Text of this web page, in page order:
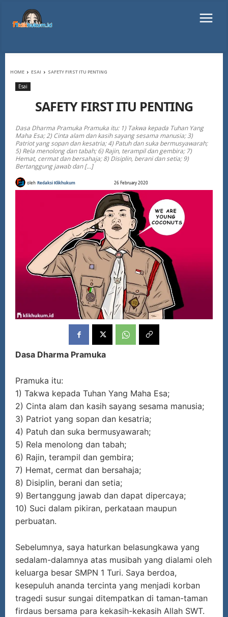
HOME ESAI SAFETY FIRST ITU PENTING
Esai
SAFETY FIRST ITU PENTING
Dasa Dharma Pramuka Pramuka itu: 1) Takwa kepada Tuhan Yang
Maha Esa; 2) Cinta alam dan kasih sayang sesama manusia; 3)
Patriot yang sopan dan kesatria; 4) Patuh dan suka bermusyawarah;
5) Rela menolong dan tabah; 6) Rajin, terampil dan gembira; 7)
Hemat, cermat dan bersahaja; 8) Disiplin, berani dan setia; 9)
Bertanggung jawab dan […]
oleh Redaksi Klikhukum 26 February 2020
Dasa Dharma Pramuka
Pramuka itu:
1) Takwa kepada Tuhan Yang Maha Esa;
2) Cinta alam dan kasih sayang sesama manusia;
3) Patriot yang sopan dan kesatria;
4) Patuh dan suka bermusyawarah;
5) Rela menolong dan tabah;
6) Rajin, terampil dan gembira;
7) Hemat, cermat dan bersahaja;
8) Disiplin, berani dan setia;
9) Bertanggung jawab dan dapat dipercaya;
10) Suci dalam pikiran, perkataan maupun
perbuatan.
Sebelumnya, saya haturkan belasungkawa yang
sedalam-dalamnya atas musibah yang dialami oleh
keluarga besar SMPN 1 Turi. Saya berdoa,
kesepuluh ananda tercinta yang menjadi korban
tragedi susur sungai ditempatkan di taman-taman
firdaus bersama para kekasih-kekasih Allah SWT.